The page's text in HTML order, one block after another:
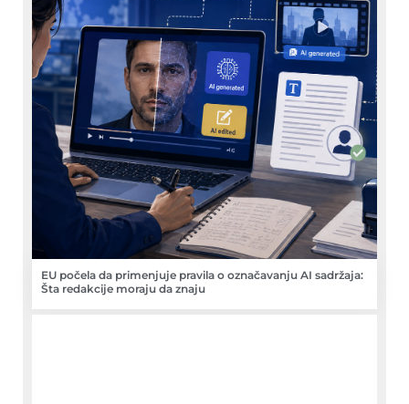
EU počela da primenjuje pravila o označavanju AI sadržaja:
Šta redakcije moraju da znaju